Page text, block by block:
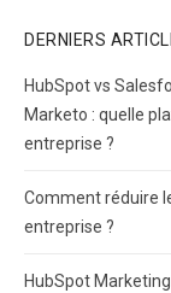
DERNIERS
HubSpot vs
Marketo : quelle
entreprise ?
Comment réduire
entreprise ?
HubSpot